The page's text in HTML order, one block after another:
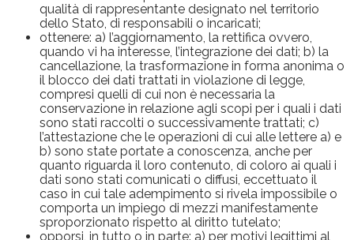
qualità di rappresentante designato nel territorio
dello Stato, di responsabili o incaricati;
ottenere: a) l’aggiornamento, la rettifica ovvero,
quando vi ha interesse, l’integrazione dei dati; b) la
cancellazione, la trasformazione in forma anonima o
il blocco dei dati trattati in violazione di legge,
compresi quelli di cui non è necessaria la
conservazione in relazione agli scopi per i quali i dati
sono stati raccolti o successivamente trattati; c)
l’attestazione che le operazioni di cui alle lettere a) e
b) sono state portate a conoscenza, anche per
quanto riguarda il loro contenuto, di coloro ai quali i
dati sono stati comunicati o diffusi, eccettuato il
caso in cui tale adempimento si rivela impossibile o
comporta un impiego di mezzi manifestamente
sproporzionato rispetto al diritto tutelato;
opporsi, in tutto o in parte: a) per motivi legittimi al